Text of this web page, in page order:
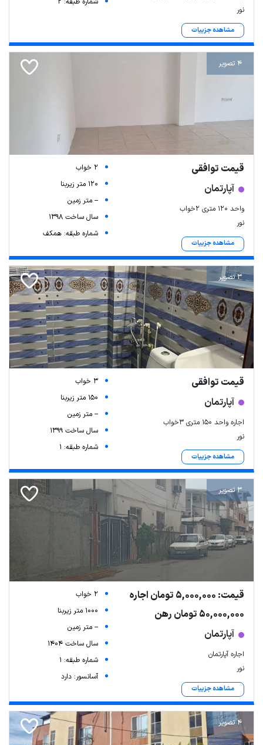
نور
مشاهده جزییات
4 تصویر
قیمت توافقی
آپارتمان
واحد ۱۲۰ متری ۲خواب
نور
مشاهده جزییات
2 خواب
120 متر زیربنا
-- متر زمین
سال ساخت 1398
شماره طبقه: همکف
3 تصویر
قیمت توافقی
آپارتمان
اجاره واحد ۱۵۰ متری ۳خواب
نور
مشاهده جزییات
3 خواب
150 متر زیربنا
-- متر زمین
سال ساخت 1399
شماره طبقه: 1
3 تصویر
قیمت: 5,000,000 تومان اجاره
50,000,000 تومان رهن
آپارتمان
اجاره آپارتمان
نور
مشاهده جزییات
2 خواب
1000 متر زیربنا
-- متر زمین
سال ساخت 1404
شماره طبقه: 1
آسانسور: دارد
4 تصویر